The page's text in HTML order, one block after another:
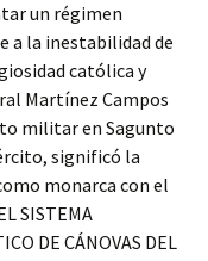
un régimen
la inestabilidad de
católica y
Martínez Campos
militar en Sagunto
significó la
monarca con el
SISTEMA
DE CÁNOVAS DEL